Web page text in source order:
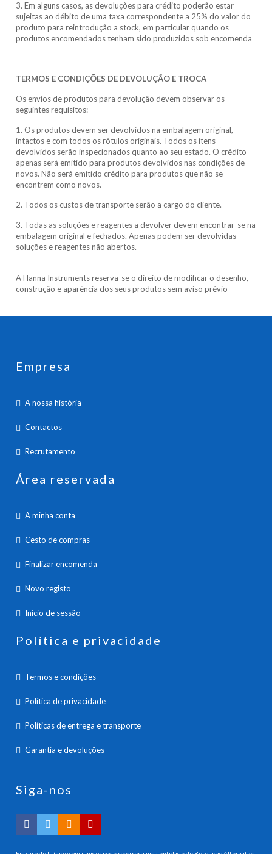
3. Em alguns casos, as devoluções para crédito poderão estar
sujeitas ao débito de uma taxa correspondente a 25% do valor do
produto para reintrodução a stock, em particular quando os
produtos encomendados tenham sido produzidos sob encomenda
TERMOS E CONDIÇÕES DE DEVOLUÇÃO E TROCA
Os envios de produtos para devolução devem observar os
seguintes requisitos:
1. Os produtos devem ser devolvidos na embalagem original,
intactos e com todos os rótulos originais. Todos os itens
devolvidos serão inspecionados quanto ao seu estado. O crédito
apenas será emitido para produtos devolvidos nas condições de
novos. Não será emitido crédito para produtos que não se
encontrem como novos.
2. Todos os custos de transporte serão a cargo do cliente.
3. Todas as soluções e reagentes a devolver devem encontrar-se na
embalagem original e fechados. Apenas podem ser devolvidas
soluções e reagentes não abertos.
A Hanna Instruments reserva-se o direito de modificar o desenho,
construção e aparência dos seus produtos sem aviso prévio
Empresa
A nossa história
Contactos
Recrutamento
Área reservada
A minha conta
Cesto de compras
Finalizar encomenda
Novo registo
Inicio de sessão
Política e privacidade
Termos e condições
Política de privacidade
Políticas de entrega e transporte
Garantia e devoluções
Siga-nos